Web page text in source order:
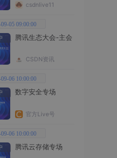
csdnlive11
05 09:00:00
腾讯生态大会-主会
CSDN资讯
06 10:00:00
数字安全专场
官方Live号
06 10:00:00
腾讯云存储专场